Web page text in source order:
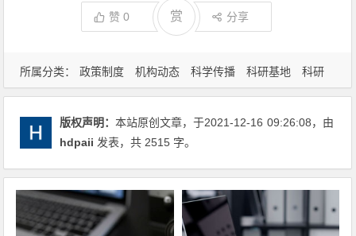
所属分类： 政策制度 机构动态 科学传播 科研基地
科研
资讯
项目信息
赞0 赏 分享
版权声明：本站原创文章，于2021-12-16 09:26:08，由
hdpaii 发表，共 2515 字。